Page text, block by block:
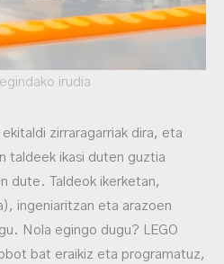
irudia
ekitaldi zirraragarriak dira, eta
taldeek ikasi duten guztia
dute. Taldeok ikerketan,
ingeniaritzan eta arazoen
Nola egingo dugu? LEGO
bat eraikiz eta programatuz,